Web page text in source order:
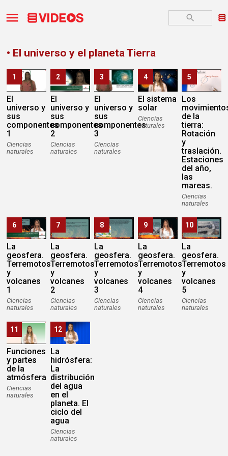
• El universo y el planeta Tierra
1
El
universo y
sus
componentes
1
Ciencias
naturales
2
El
universo y
sus
componentes
2
Ciencias
naturales
3
El
universo y
sus
componentes
3
Ciencias
naturales
4
El sistema
solar
Ciencias
naturales
5
Los
de la
tierra:
Rotación
y
traslación.
Estaciones
del año,
las
mareas.
Ciencias
naturales
6
La
geosfera.
Terremotos
y
volcanes
1
Ciencias
naturales
7
La
geosfera.
Terremotos
y
volcanes
2
Ciencias
naturales
8
La
geosfera.
Terremotos
y
volcanes
3
Ciencias
naturales
9
La
geosfera.
Terremotos
y
volcanes
4
Ciencias
naturales
10
La
geosfera.
Terremotos
y
volcanes
5
Ciencias
naturales
11
Funciones
y partes
de la
atmósfera
Ciencias
naturales
12
La
hidrósfera:
La
distribución
del agua
en el
planeta. El
ciclo del
agua
Ciencias
naturales